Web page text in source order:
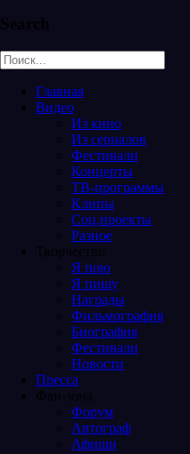
Search
Главная
Видео
Из кино
Из сериалов
Фестивали
Концерты
ТВ-программы
Клипы
Соц.проекты
Разное
Творчество
Я пою
Я пишу
Награды
Фильмография
Биография
Фестивали
Новости
Пресса
Фан-зона
Форум
Автограф
Афиши